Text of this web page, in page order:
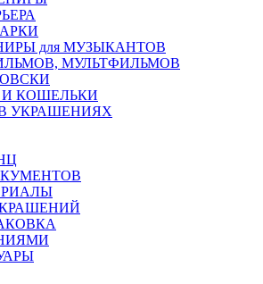
для МУЗЫКАНТОВ
МУЛЬТФИЛЬМОВ
КОШЕЛЬКИ
УКРАШЕНИЯХ